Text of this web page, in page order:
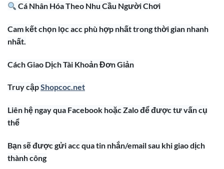
Cá Nhân Hóa Theo Nhu Cầu Người Chơi
Cam kết chọn lọc acc phù hợp nhất trong thời gian nhanh
nhất.
Cách Giao Dịch Tài Khoản Đơn Giản
Truy cậpShopcoc.net
Liên hệ ngay qua Facebook hoặc Zalo để được tư vấn cụ
thể
Bạn sẽ được gửi acc qua tin nhắn/email sau khi giao dịch
thành công